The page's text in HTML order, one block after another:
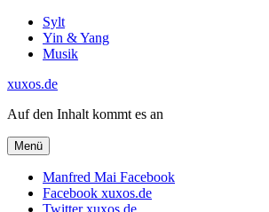
Sylt
Yin & Yang
Musik
xuxos.de
Auf den Inhalt kommt es an
Menü
Manfred Mai Facebook
Facebook xuxos.de
Twitter xuxos.de